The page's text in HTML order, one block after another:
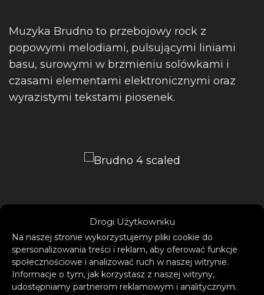
Drogi Użytkowniku
Na naszej stronie wykorzystujemy pliki cookie do
spersonalizowania treści i reklam, aby oferować funkcje
społecznościowe i analizować ruch w naszej witrynie.
Informacje o tym, jak korzystasz z naszej witryny,
udostępniamy partnerom reklamowym i analitycznym.
Muzyka Brudno to przebojowy rock z
popowymi melodiami, pulsującymi liniami
basu, surowymi w brzmieniu solówkami i
czasami elementami elektronicznymi oraz
wyrazistymi tekstami piosenek.
„To chyba raj” to pierwszy singiel Brudno,
który jest przebojowym rockowym utworem z
bujającym tanecznym rytmem.